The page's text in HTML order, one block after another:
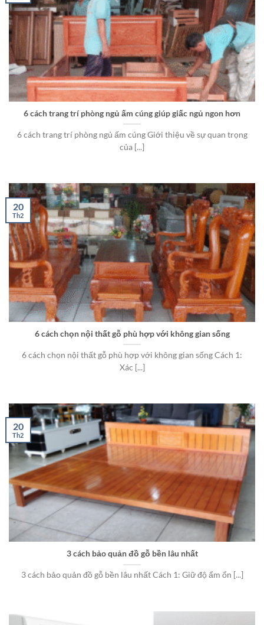
6 cách trang trí phòng ngủ ấm cúng giúp giấc ngủ ngon hơn
6 cách trang trí phòng ngủ ấm cúng Giới thiệu về sự quan trọng
của [...]
6 cách chọn nội thất gỗ phù hợp với không gian sống
6 cách chọn nội thất gỗ phù hợp với không gian sống Cách 1:
Xác [...]
20
Th2
3 cách bảo quản đồ gỗ bền lâu nhất
3 cách bảo quản đồ gỗ bền lâu nhất Cách 1: Giữ độ ẩm ổn [...]
20
Th2